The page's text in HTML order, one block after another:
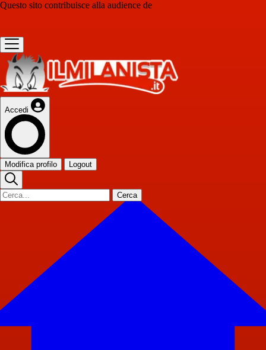
Questo sito contribuisce alla audience de
Accedi
Modifica profilo Logout
Cerca